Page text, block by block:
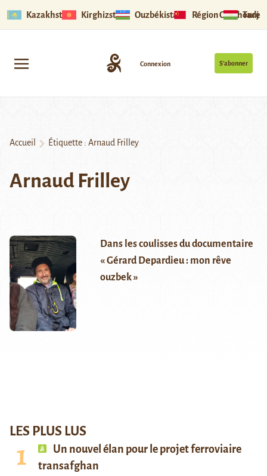
Kazakhstan Kirghizstan Ouzbékistan Région Ouïghoure
S’abonner
Connexion
Accueil Étiquette : Arnaud Frilley
Arnaud Frilley
Dans les coulisses du documentaire
« Gérard Depardieu : mon rêve
ouzbek »
LES PLUS LUS
Un nouvel élan pour le projet ferroviaire
transafghan